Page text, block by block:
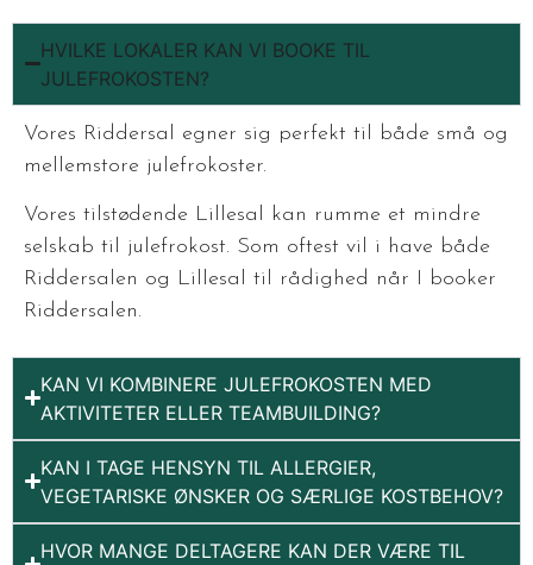
HVILKE LOKALER KAN VI BOOKE TIL
JULEFROKOSTEN?
Vores Riddersal egner sig perfekt til både små og
mellemstore julefrokoster.
Vores tilstødende Lillesal kan rumme et mindre
selskab til julefrokost. Som oftest vil i have både
Riddersalen og Lillesal til rådighed når I booker
Riddersalen.
KAN VI KOMBINERE JULEFROKOSTEN MED
AKTIVITETER ELLER TEAMBUILDING?
KAN I TAGE HENSYN TIL ALLERGIER,
VEGETARISKE ØNSKER OG SÆRLIGE KOSTBEHOV?
HVOR MANGE DELTAGERE KAN DER VÆRE TIL